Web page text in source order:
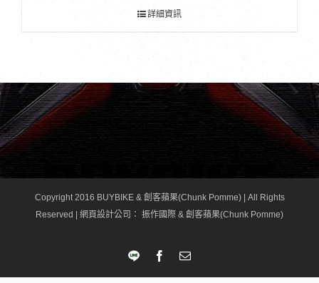
詳細資訊
Copyright 2016 BUYBIKE & 創客蘋果(Chunk Pomme) | All Rights
Reserved | 網頁設計公司 ： 振作國際 & 創客蘋果(Chunk Pomme)
LINE FacebookEmail: